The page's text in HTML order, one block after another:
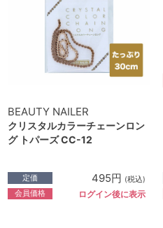
BEAUTY NAILER
クリスタルカラーチェーンロン
グ トパーズ CC-12
定価 495円 (税込)
会員価格 ログイン後に表示